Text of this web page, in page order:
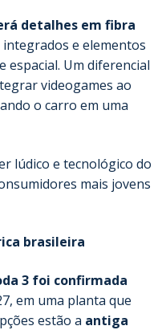
detalhes em fibra
integrados e elementos
espacial. Um diferencial
videogames ao
o carro em uma
lúdico e tecnológico do
mais jovens
brasileira
3 foi confirmada
em uma planta que
estão a antiga